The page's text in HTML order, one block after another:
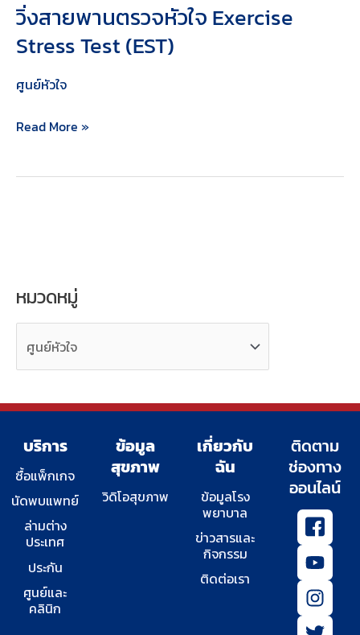
วิ่งสายพานตรวจหัวใจ Exercise
Stress Test (EST)
ศูนย์หัวใจ
Read More »
หมวดหมู่
ห
ม
ด
บริการ
ซื้อแพ็กเกจ
นัดพบแพทย์
ล่ามต่าง
ประเทศ
ประกัน
ศูนย์และ
คลินิก
ข้อมูล
สุขภาพ
วิดิโอสุขภาพ
เกี่ยวกับ
ฉัน
ข้อมูลโรง
พยาบาล
ข่าวสารและ
กิจกรรม
ติดต่อเรา
ติดตาม
ช่องทาง
ออนไลน์
I
c
o
n
-
f
Y
o
u
t
u
b
I
n
s
t
a
g
T
w
i
t
t
e